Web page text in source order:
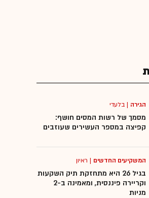
הגירה |בלעדי
מסמך של רשות המסים חושף:
קפיצה במספר העשירים שעוזבים
המשקיעים החדשים | ראיון
בגיל 26 היא מתחזקת תיק השקעות
וקריירה פיננסית, ומאמינה ב-2
מניות